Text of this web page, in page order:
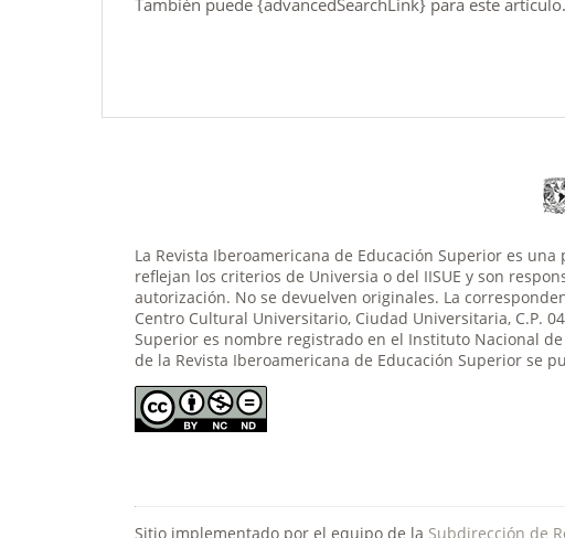
También puede {advancedSearchLink} para este artículo.
La Revista Iberoamericana de Educación Superior es
reflejan los criterios de Universia o del IISUE y son
autorización. No se devuelven originales. La
Centro Cultural Universitario, Ciudad Universitaria, C.P.
Superior es nombre registrado en el Instituto Nacional
de la Revista Iberoamericana de Educación Superior se
Sitio implementado por el equipo de la Subdirección de